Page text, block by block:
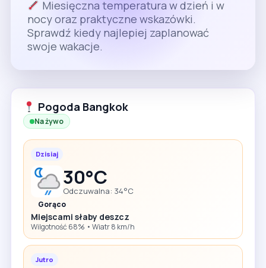
Miesięczna temperatura w dzień i w
nocy oraz praktyczne wskazówki.
Sprawdź kiedy najlepiej zaplanować
swoje wakacje.
Pogoda Bangkok
Na żywo
Dzisiaj
30°C
Odczuwalna: 34°C
Gorąco
Miejscami słaby deszcz
Wilgotność 68% • Wiatr 8 km/h
Jutro